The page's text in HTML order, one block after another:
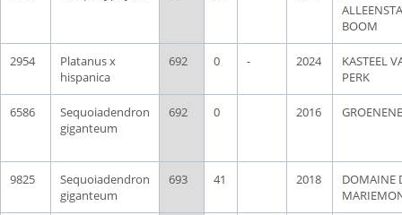
BOOM
2954
Platanus x
hispanica
692 0 - 2024
KASTEEL
PERK
6586
Sequoiadendron
giganteum
692 0 2016
9825
Sequoiadendron
giganteum
693 41 2018
DOMAINE